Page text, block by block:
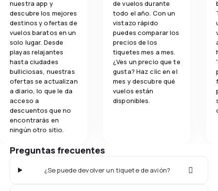
nuestra app y
descubre los mejores
destinos y ofertas de
vuelos baratos en un
solo lugar. Desde
playas relajantes
hasta ciudades
bulliciosas, nuestras
ofertas se actualizan
a diario, lo que le da
acceso a
descuentos que no
encontrarás en
ningún otro sitio.
de vuelos durante
todo el año. Con un
vistazo rápido
puedes comparar los
precios de los
tiquetes mes a mes.
¿Ves un precio que te
gusta? Haz clic en el
mes y descubre qué
vuelos están
disponibles.
Preguntas frecuentes
¿Se puede devolver un tiquete de avión?